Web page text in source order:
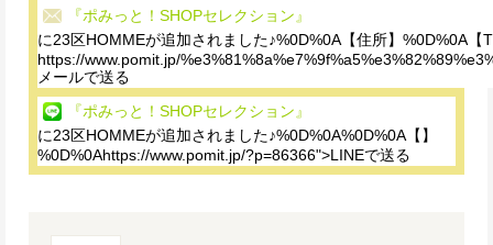
『ポみっと！SHOPセレクション』
に23区HOMMEが追加されました♪%0D%0A【住所】%0D%0A【
https://www.pomit.jp/
メールで送る
『ポみっと！SHOPセレクション』
に23区HOMMEが追加されました♪%0D%0A%0D%0A【】
%0D%0Ahttps://www.pomit.jp/?p=86366">LINEで送る